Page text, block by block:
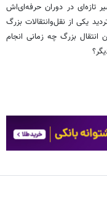
تازه‌ای در دوران حرفه‌ای‌اش
یکی از نقل‌وانتقالات بزرگ
انتقال بزرگ چه زمانی انجام